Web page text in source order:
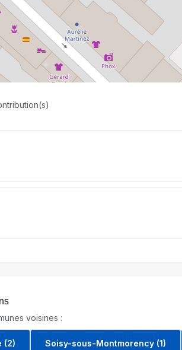
voisines :
(2) Soisy-sous-Montmorency (1)